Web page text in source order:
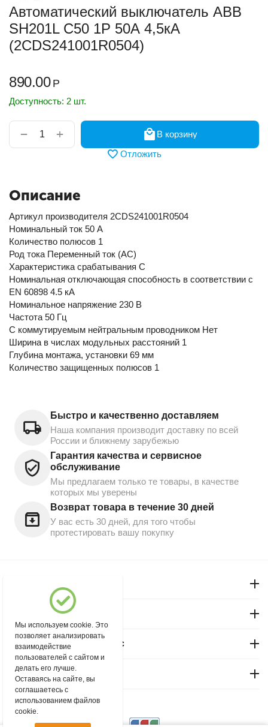
Автоматический выключатель ABB
SH201L C50 1Р 50А 4,5кА
(2CDS241001R0504)
890.00 Р
Доступность: 2 шт.
+
−
В корзину
Отложить
Описание
Артикул производителя 2CDS241001R0504
Номинальный ток 50 А
Количество полюсов 1
Род тока Переменный ток (AC)
Характеристика срабатывания C
Номинальная отключающая способность в соответствии с
EN 60898 4.5 кА
Номинальное напряжение 230 В
Частота 50 Гц
С коммутируемым нейтральным проводником Нет
Ширина в числах модульных расстояний 1
Глубина монтажа, установки 69 мм
Количество защищенных полюсов 1
Быстро и качественно доставляем
Наша компания производит доставку по всей
России и ближнему зарубежью
Гарантия качества и сервисное
обслуживание
Мы предлагаем только те товары, в качестве
которых мы уверены
Возврат товара в течение 30 дней
У вас есть 30 дней, для того чтобы
протестировать вашу покупку
Магазин "Северный"
Покупательский сервис
Контакты
© 2004 - 2026 msever.ru.
Мы используем cookie. Это
позволяет анализировать
взаимодействие
пользователей с сайтом и
делать его лучше.
Оставаясь на сайте, вы
соглашаетесь с
использованием файлов
cookie.